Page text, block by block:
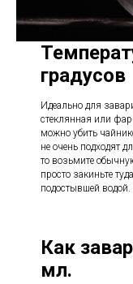
градусов
Идеально для
стеклянная или
можно убить
не очень подходят
то возьмите
просто закиньте
подостывшей
Как
мл.